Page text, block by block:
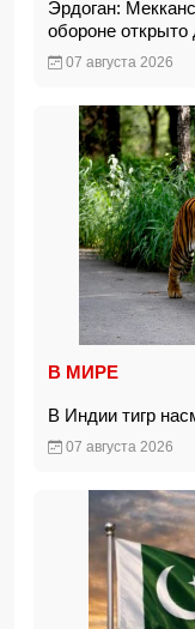
Эрдоган:
обороне
07 августа 2026
В МИРЕ
В Индии тигр
07 августа 2026